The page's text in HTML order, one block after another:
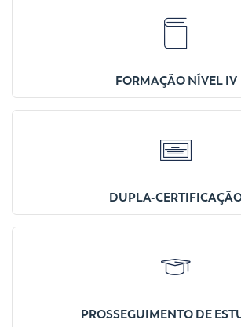
FORMAÇÃO NÍVEL IV
DUPLA-
PROSSEGUIMENTO DE